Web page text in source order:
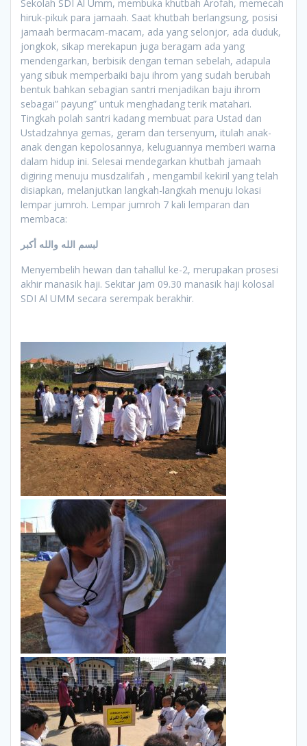
Sekolah SDI Al Umm, membuka khutbah Arofah, memecah
hiruk-pikuk para jamaah. Saat khutbah berlangsung, posisi
jamaah bermacam-macam, ada yang selonjor, ada duduk,
jongkok, sikap merekapun juga beragam ada yang
mendengarkan, berbisik dengan teman sebelah, adapula
yang sibuk memperbaiki baju ihrom yang sudah berubah
bentuk bahkan sebagian santri menjadikan baju ihrom
sebagai” payung” untuk menghadang terik matahari.
Tingkah polah santri kadang membuat para Ustad dan
Ustadzahnya gemas, geram dan tersenyum, itulah anak-
anak dengan kepolosannya, keluguannya memberi warna
dalam hidup ini. Selesai mendegarkan khutbah jamaah
digiring menuju musdzalifah , mengambil kekiril yang telah
disiapkan, melanjutkan langkah-langkah menuju lokasi
lempar jumroh. Lempar jumroh 7 kali lemparan dan
membaca:
لبسم الله والله أكبر
Menyembelih hewan dan tahallul ke-2, merupakan prosesi
akhir manasik haji. Sekitar jam 09.30 manasik haji kolosal
SDI Al UMM secara serempak berakhir.